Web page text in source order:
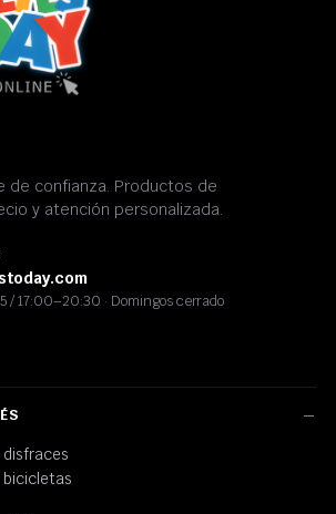
de confianza. Productos de
y atención personalizada.
/ 17:00–20:30 · Domingos cerrado
disfraces
bicicletas